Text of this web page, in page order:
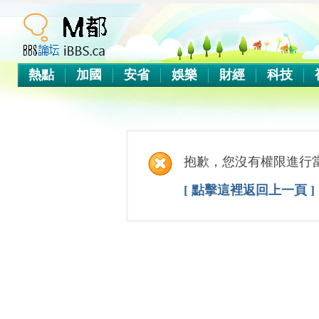
熱點 加國 安省 娛樂 財經 科技
抱歉，您沒有權限進行
[ 點擊這裡返回上一頁 ]